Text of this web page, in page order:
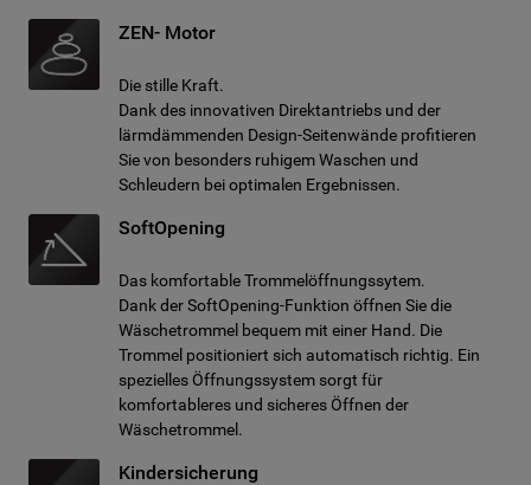
ZEN- Motor
Die stille Kraft.
Dank des innovativen Direktantriebs und der
lärmdämmenden Design-Seitenwände profitieren
Sie von besonders ruhigem Waschen und
Schleudern bei optimalen Ergebnissen.
SoftOpening
Das komfortable Trommelöffnungssytem.
Dank der SoftOpening-Funktion öffnen Sie die
Wäschetrommel bequem mit einer Hand. Die
Trommel positioniert sich automatisch richtig. Ein
spezielles Öffnungssystem sorgt für
komfortableres und sicheres Öffnen der
Wäschetrommel.
Kindersicherung